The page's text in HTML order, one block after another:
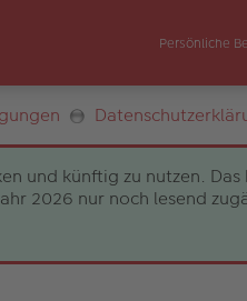
Persönliche
und künftig zu nutzen.
2026 nur noch lesend